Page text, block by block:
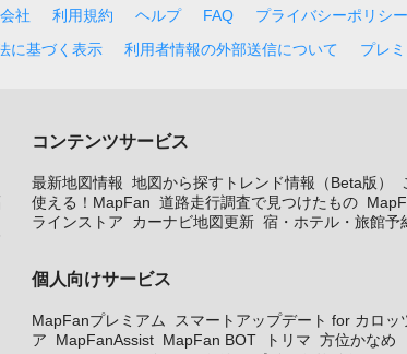
社 利用規約 ヘルプ FAQ プライバシーポリシー
に基づく表示 利用者情報の外部送信について プレ
コンテンツサービス
最新地図情報 地図から探すトレンド情報（Beta版）
使える！MapFan 道路走行調査で見つけたもの
ラインストア
カーナビ地図更新 宿・ホテル・旅館予
個人向けサービス
MapFanプレミアム
スマートアップデート for カロッ
ア
MapFanAssist MapFan BOT トリマ 方位かなめ